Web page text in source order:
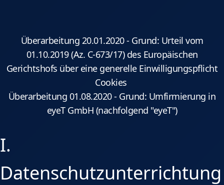
Überarbeitung 20.01.2020 - Grund: Urteil vom
01.10.2019 (Az. C-673/17) des Europäischen
Gerichtshofs über eine generelle Einwilligungspflicht
Cookies
Überarbeitung 01.08.2020 - Grund: Umfirmierung in
eyeT GmbH (nachfolgend "eyeT")
I.
Datenschutzunterrichtung